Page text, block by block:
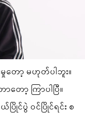
တော့ မဟုတ်ပါဘူး။
ော့ ကြာပါပြီ။
ပြိုင်ပွဲ ဝင်ပြိုင်ရင်း စ